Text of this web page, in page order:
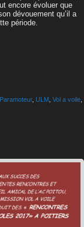
encore évoluer que
dévouement qu’il a
période.
Paramoteur, ULM Vol a voile